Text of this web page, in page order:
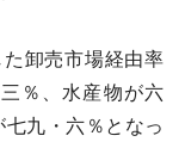
卸売市場経由率
％、水産物が六
九・六％となっ